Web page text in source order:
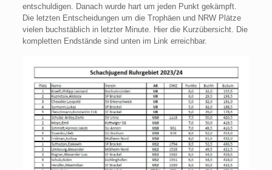
entschuldigen. Danach wurde hart um jeden Punkt gekämpft.
Die letzten Entscheidungen um die Trophäen und NRW Plätze
vielen buchstäblich in letzter Minute. Hier die Kurzübersicht. Die
kompletten Endstände sind unten im Link erreichbar.